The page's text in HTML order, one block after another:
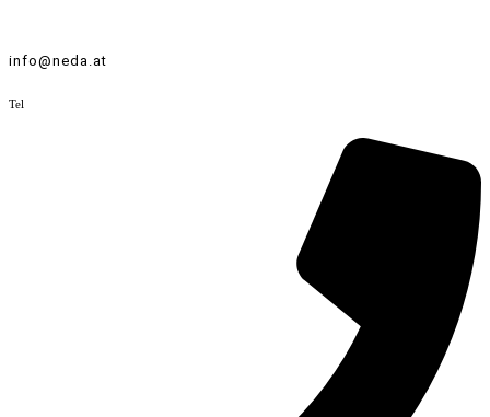
info@neda.at
Tel